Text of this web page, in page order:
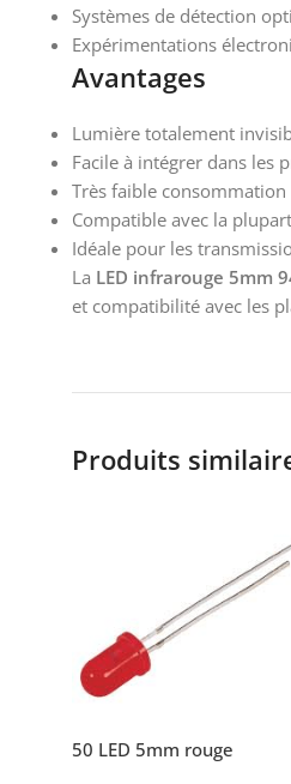
Systèmes de détection
Expérimentations
Avantages
Lumière totalement
Facile à intégrer dans les
Très faible consommation
Compatible avec la
Idéale pour les
La LED infrarouge 5mm
et compatibilité avec les
Produits
50 LED 5mm rouge